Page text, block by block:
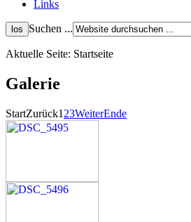
Links
Suchen ...
Aktuelle Seite: Startseite
Galerie
StartZurück1 23WeiterEnde